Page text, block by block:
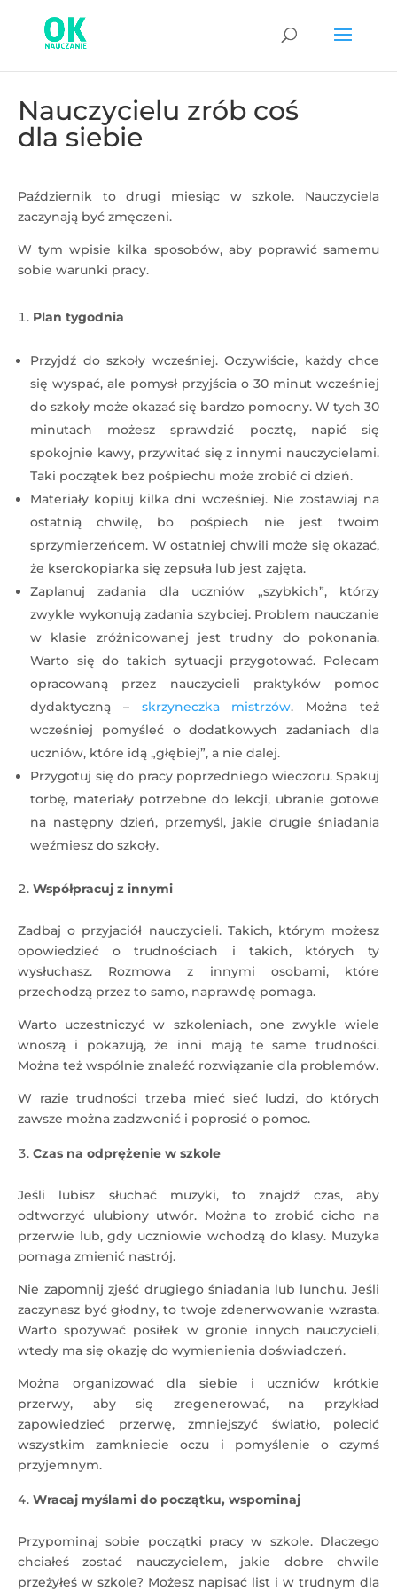
Nauczycielu zrób coś
dla siebie
Październik to drugi miesiąc w szkole. Nauczyciela
zaczynają być zmęczeni.
W tym wpisie kilka sposobów, aby poprawić samemu
sobie warunki pracy.
Plan tygodnia
Przyjdź do szkoły wcześniej. Oczywiście, każdy chce
się wyspać, ale pomysł przyjścia o 30 minut wcześniej
do szkoły może okazać się bardzo pomocny. W tych 30
minutach możesz sprawdzić pocztę, napić się
spokojnie kawy, przywitać się z innymi nauczycielami.
Taki początek bez pośpiechu może zrobić ci dzień.
Materiały kopiuj kilka dni wcześniej. Nie zostawiaj na
ostatnią chwilę, bo pośpiech nie jest twoim
sprzymierzeńcem. W ostatniej chwili może się okazać,
że kserokopiarka się zepsuła lub jest zajęta.
Zaplanuj zadania dla uczniów „szybkich”, którzy
zwykle wykonują zadania szybciej. Problem nauczanie
w klasie zróżnicowanej jest trudny do pokonania.
Warto się do takich sytuacji przygotować. Polecam
opracowaną przez nauczycieli praktyków pomoc
dydaktyczną – skrzyneczka mistrzów. Można też
wcześniej pomyśleć o dodatkowych zadaniach dla
uczniów, które idą „głębiej”, a nie dalej.
Przygotuj się do pracy poprzedniego wieczoru. Spakuj
torbę, materiały potrzebne do lekcji, ubranie gotowe
na następny dzień, przemyśl, jakie drugie śniadania
weźmiesz do szkoły.
Współpracuj z innymi
Zadbaj o przyjaciół nauczycieli. Takich, którym możesz
opowiedzieć o trudnościach i takich, których ty
wysłuchasz. Rozmowa z innymi osobami, które
przechodzą przez to samo, naprawdę pomaga.
Warto uczestniczyć w szkoleniach, one zwykle wiele
wnoszą i pokazują, że inni mają te same trudności.
Można też wspólnie znaleźć rozwiązanie dla problemów.
W razie trudności trzeba mieć sieć ludzi, do których
zawsze można zadzwonić i poprosić o pomoc.
Czas na odprężenie w szkole
Jeśli lubisz słuchać muzyki, to znajdź czas, aby
odtworzyć ulubiony utwór. Można to zrobić cicho na
przerwie lub, gdy uczniowie wchodzą do klasy. Muzyka
pomaga zmienić nastrój.
Nie zapomnij zjeść drugiego śniadania lub lunchu. Jeśli
zaczynasz być głodny, to twoje zdenerwowanie wzrasta.
Warto spożywać posiłek w gronie innych nauczycieli,
wtedy ma się okazję do wymienienia doświadczeń.
Można organizować dla siebie i uczniów krótkie
przerwy, aby się zregenerować, na przykład
zapowiedzieć przerwę, zmniejszyć światło, polecić
wszystkim zamkniecie oczu i pomyślenie o czymś
przyjemnym.
Wracaj myślami do początku, wspominaj
Przypominaj sobie początki pracy w szkole. Dlaczego
chciałeś zostać nauczycielem, jakie dobre chwile
przeżyłeś w szkole? Możesz napisać list i w trudnym dla